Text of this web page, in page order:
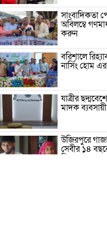
সাংবাদিকতা
অবিলম্বে
করুন
বরিশালে
নার্সিং হোম
যাত্রীর
মাদক
উজিরপুরে
সেবীর ১৪
বিয়ে, এলাকায়